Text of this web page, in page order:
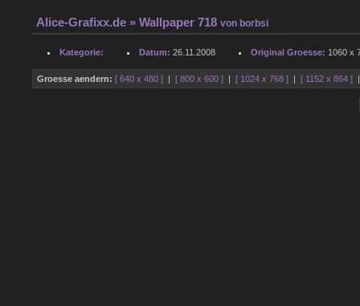
Alice-Grafixx.de » Wallpaper 718von borbsi
Kategorie: Datum: 26.11.2008 Original Groesse: 1060 x
Groesse aendern: [ 640 x 480 ] |[ 800 x 600 ] |[ 1024 x 768 ] |[ 1152 x 864 ]